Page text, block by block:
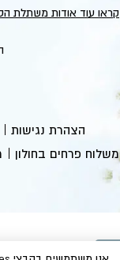
קראו עוד אודות משתלת
הצהרת נגישות
משלוח פרחים בחולון